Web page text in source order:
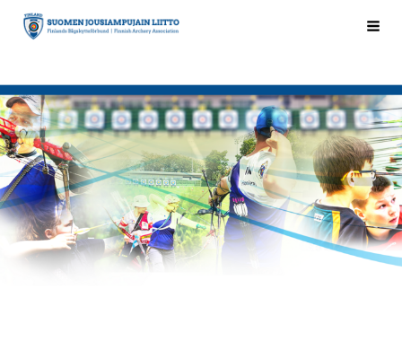
Siirry
sivun
Suomen Jousiampujain Liitto ry